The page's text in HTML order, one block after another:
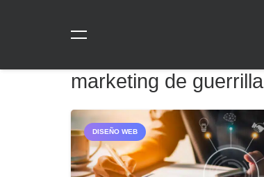
marketing de guerrilla
DISEÑO WEB